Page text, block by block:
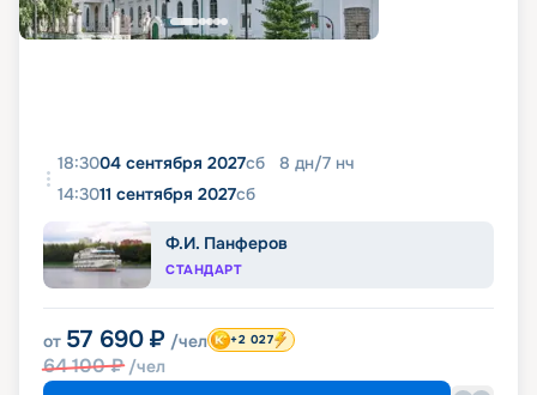
18:3004 сентября 2027сб 8 дн/7 нч
14:3011 сентября 2027сб
Ф.И. Панферов
СТАНДАРТ
от 57 690 ₽ /чел
64 100₽ /чел
+2 027